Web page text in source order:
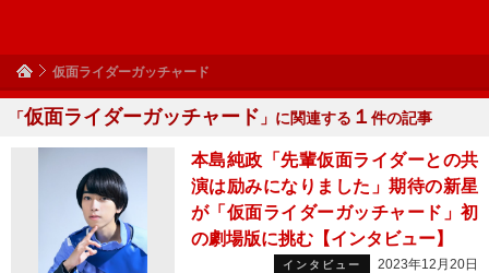
仮面ライダーガッチャード
「仮面ライダーガッチャード 」に関連する １ 件の記事
本島純政「先輩仮面ライダーとの共
演は励みになりました」期待の新星
が「仮面ライダーガッチャード」初
の劇場版に挑む【インタビュー】
インタビュー 2023年12月20日